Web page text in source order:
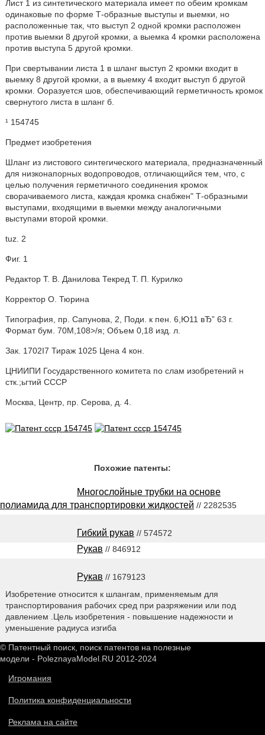
Лист 1 из синтетического материала имеет по обеим кромкам
одинаковые по форме Т-образные выступы и выемки, но
расположенные так, что выступ 2 одной кромки расположен
против выемки 8 другой кромки, а выемка 4 кромки расположена
против выступа 5 другой кромки.
При свертывании листа 1 в шланг выступ 2 кромки входит в
выемку 8 другой кромки, а в выемку 4 входит выступ б другой
кромки. Ооразуется шов, обеспечивающий герметичность кромок
свернутого листа в шланг б.
¹ 154745
Предмет изобретения
Шланг из листового синтегического материала, предназначенный
для низконапорных водопроводов, отличающийся тем, что, с
целью получения герметичного соединения кромок
сворачиваемого листа, каждая кромка снабжен" Т-образными
выступами, входящими в выемки между аналогичными
выступами второй кромки.
tuz. 2
Фиг. 1
Редактор T. В. Данилова Текред T. П. Курилко
Корректор О. Тюрина
Типография, пр. Сапунова, 2, Поди. к пен. 6,Ю11 вЂ” 63 г.
Формат бум. 70M,108>/я; Объем 0,18 изд. л.
Зак. 1702I7 Тираж 1025 Цена 4 кон.
ЦНИИПИ Государственного комитета по слам изобретений н
стк.;ьгтий СССР
Москва, Центр, пр. Серова, д. 4.
Похожие патенты:
Многослойные трубки на основе
полиамида для транспортировки жидкостей // 2282535
Гибкий рукав // 574572
Рукав // 846912
Рукав // 1679123
Изобретение относится к шлангам, применяемым для
транспортирования рабочих сред при разряжении или под
давлением .Цель изобретения - повышение надежности и
уменьшение радиуса изгиба
© Патентный поиск, поиск патентов на полезные
модели - PoleznayaModel.RU 2012-2024
Игромания
Политика конфиденциальности
Реклама на сайте